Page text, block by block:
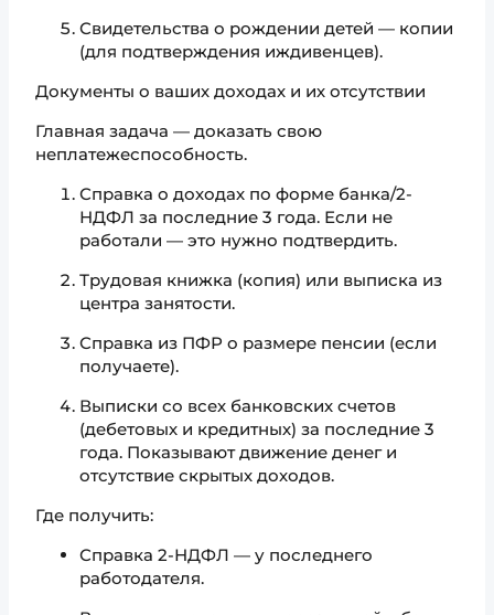
Свидетельства о рождении детей — копии
(для подтверждения иждивенцев).
Документы о ваших доходах и их отсутствии
Главная задача — доказать свою
неплатежеспособность.
Справка о доходах по форме банка/2-
НДФЛ за последние 3 года. Если не
работали — это нужно подтвердить.
Трудовая книжка (копия) или выписка из
центра занятости.
Справка из ПФР о размере пенсии (если
получаете).
Выписки со всех банковских счетов
(дебетовых и кредитных) за последние 3
года. Показывают движение денег и
отсутствие скрытых доходов.
Где получить:
Справка 2-НДФЛ — у последнего
работодателя.